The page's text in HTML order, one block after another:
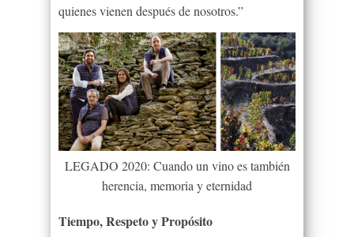
quienes vienen después de nosotros.”
LEGADO 2020: Cuando un vino es también
herencia, memoria y eternidad
Tiempo, Respeto y Propósito